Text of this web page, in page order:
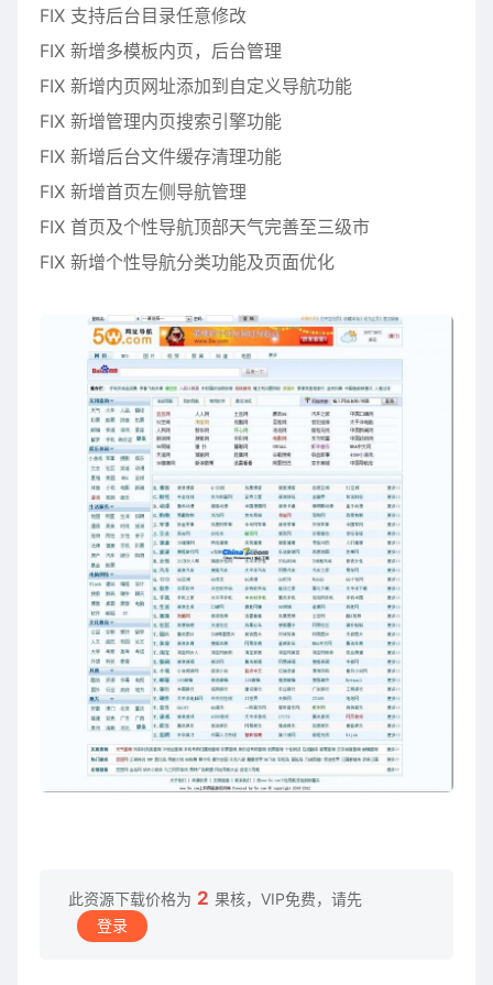
FIX 支持后台目录任意修改
FIX 新增多模板内页，后台管理
FIX 新增内页网址添加到自定义导航功能
FIX 新增管理内页搜索引擎功能
FIX 新增后台文件缓存清理功能
FIX 新增首页左侧导航管理
FIX 首页及个性导航顶部天气完善至三级市
FIX 新增个性导航分类功能及页面优化
此资源下载价格为 2 果核，VIP免费，请先
登录